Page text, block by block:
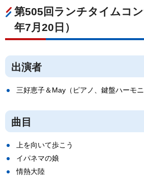
第505回ランチタイムコ
年7月20日）
出演者
三好恵子＆May（ピアノ、鍵盤ハーモニ
曲目
上を向いて歩こう
イパネマの娘
情熱大陸